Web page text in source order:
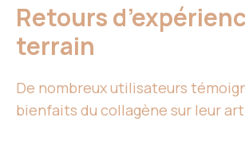
Retours
terrain
De nombreux utilisateurs
bienfaits du collagène sur leur